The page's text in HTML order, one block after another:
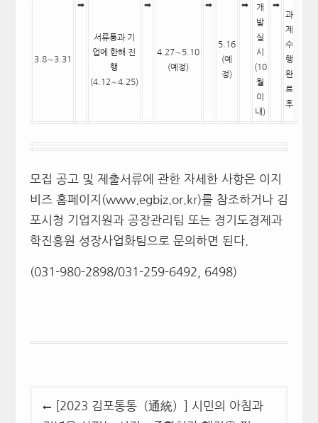
➡ ➡ ➡ ➡ ➡
3.8∼3.31
서류통과 기
업에 한해 진
행
(4.12∼4.25)
4.27∼5.10
(예정)
5.16
(예
정)
개
발
실
시
(10
월
이
내)
과
제
수
행
완
료
후
모집 공고 및 제출서류에 관한 자세한 사항은 이지
비즈 홈페이지(www.egbiz.or.kr)를 참조하거나 김
포시청 기업지원과 공장관리팀 또는 경기도경제과
학진흥원 성장사업화팀으로 문의하면 된다.
(031-980-2898/031-259-6492, 6498)
[2023 김포통통（通統）] 시민의 아침과